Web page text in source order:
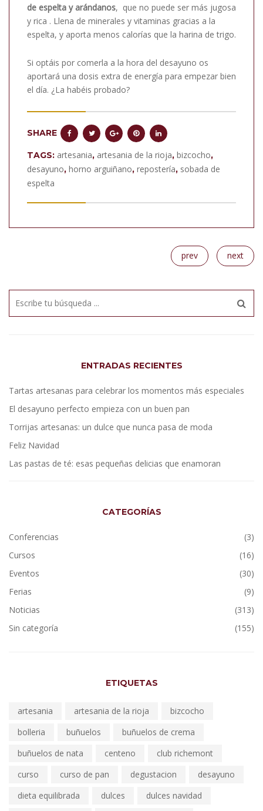
de espelta y arándanos, que no puede ser más jugosa
y rica . Llena de minerales y vitaminas gracias a la
espelta, y aporta menos calorías que la harina de trigo.
Si optáis por comerla a la hora del desayuno os
aportará una dosis extra de energía para empezar bien
el día. ¿La habéis probado?
SHARE
TAGS: artesania, artesania de la rioja, bizcocho,
desayuno, horno arguiñano, repostería, sobada de
espelta
prev next
ENTRADAS RECIENTES
Tartas artesanas para celebrar los momentos más especiales
El desayuno perfecto empieza con un buen pan
Torrijas artesanas: un dulce que nunca pasa de moda
Feliz Navidad
Las pastas de té: esas pequeñas delicias que enamoran
CATEGORÍAS
Conferencias
(3)
Cursos
(16)
Eventos
(30)
Ferias
(9)
Noticias
(313)
Sin categoría
(155)
ETIQUETAS
artesania artesania de la rioja
bizcocho
bolleria
buñuelos
buñuelos de crema
buñuelos de nata
centeno
club richemont
curso
curso de pan degustacion
desayuno
dieta equilibrada
dulces
dulces navidad